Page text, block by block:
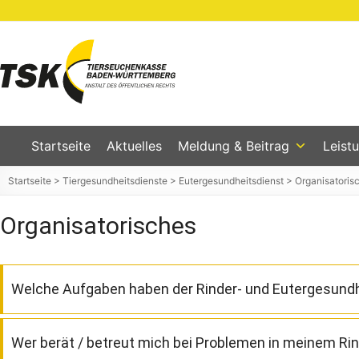
Inhalt
Tierseuchenkasse
Baden-
Württemberg
Startseite Aktuelles Meldung & Beitrag
Startseite > Tiergesundheitsdienste > Eutergesundheitsdienst >
Organisatorisches
Welche Aufgaben haben der Rinder- und
Der Rinder- und Eutergesundheitsdienst hat die
Wer berät / betreut mich bei Problemen in meinem